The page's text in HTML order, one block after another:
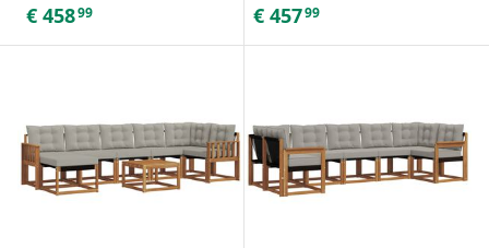
€ 45899 € 45799